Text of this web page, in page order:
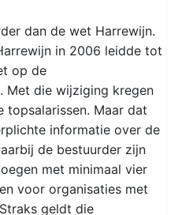
dan de wet Harrewijn.
in 2006 leidde tot
op de
Met die wijziging kregen
topsalarissen. Maar dat
informatie over de
de bestuurder zijn
met minimaal vier
voor organisaties met
geldt die